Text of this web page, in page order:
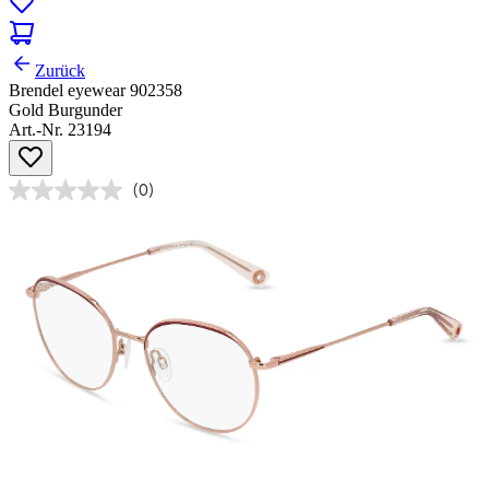
Zurück
Brendel eyewear 902358
Gold Burgunder
Art.-Nr. 23194
(0)